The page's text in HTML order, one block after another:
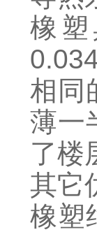
橡
相同
薄一
了楼
其它
橡塑